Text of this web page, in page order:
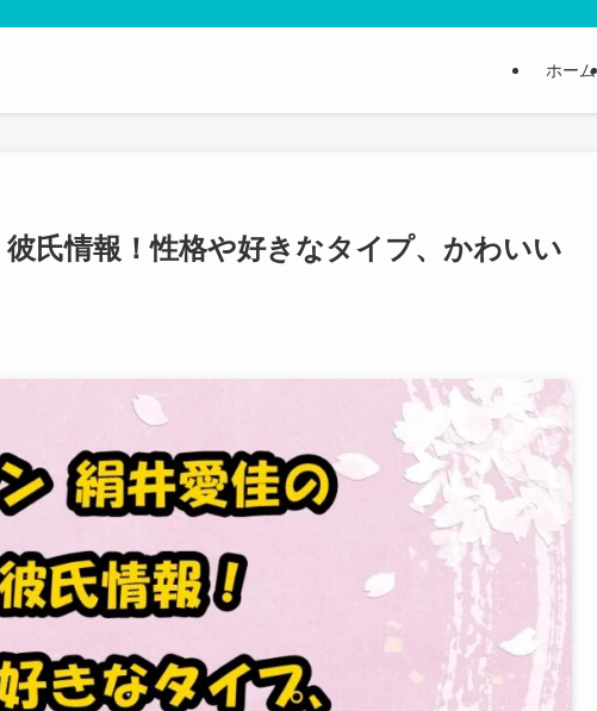
ホーム
氏情報！性格や好きなタイプ、かわいい